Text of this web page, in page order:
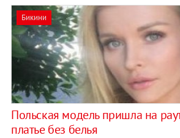
Бикини
Польская модель пришла на
платье без белья